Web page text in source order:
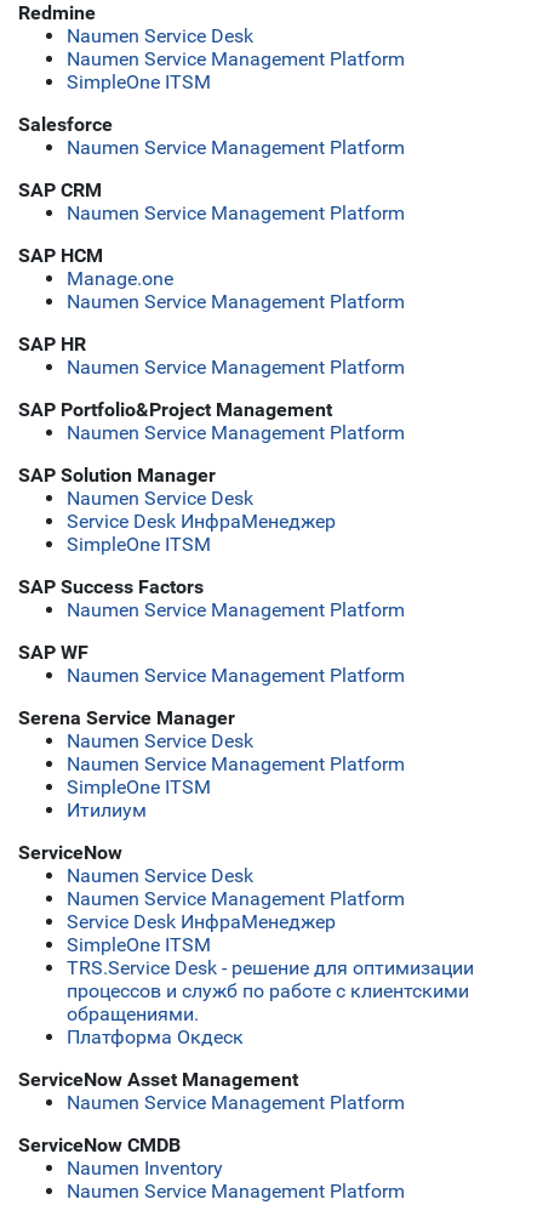
Redmine
Naumen Service Desk
Naumen Service Management Platform
SimpleOne ITSM
Salesforce
Naumen Service Management Platform
SAP CRM
Naumen Service Management Platform
SAP HCM
Manage.one
Naumen Service Management Platform
SAP HR
Naumen Service Management Platform
SAP Portfolio&Project Management
Naumen Service Management Platform
SAP Solution Manager
Naumen Service Desk
Service Desk ИнфраМенеджер
SimpleOne ITSM
SAP Success Factors
Naumen Service Management Platform
SAP WF
Naumen Service Management Platform
Serena Service Manager
Naumen Service Desk
Naumen Service Management Platform
SimpleOne ITSM
Итилиум
ServiceNow
Naumen Service Desk
Naumen Service Management Platform
Service Desk ИнфраМенеджер
SimpleOne ITSM
TRS.Service Desk - решение для оптимизации
процессов и служб по работе с клиентскими
обращениями.
Платформа Окдеск
ServiceNow Asset Management
Naumen Service Management Platform
ServiceNow CMDB
Naumen Inventory
Naumen Service Management Platform